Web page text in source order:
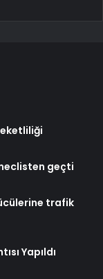
geçti
trafik
Yapıldı